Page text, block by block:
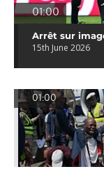
01:00
Arrêt sur
15th June 2026
01:00